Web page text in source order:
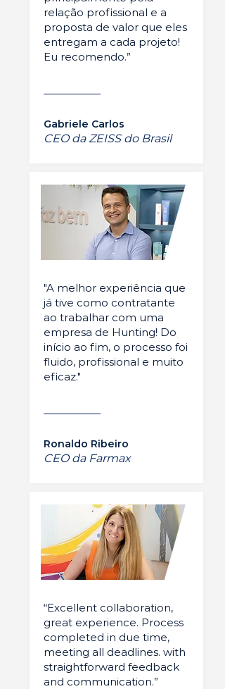
relação profissional e a
proposta de valor que eles
entregam a cada projeto!
Eu recomendo.”
Gabriele Carlos
CEO da ZEISS do Brasil
"A melhor experiência que
já tive como contratante
ao trabalhar com uma
empresa de Hunting! Do
início ao fim, o processo foi
fluido, profissional e muito
eficaz."
Ronaldo Ribeiro
CEO da Farmax
“Excellent collaboration,
great experience. Process
completed in due time,
meeting all deadlines. with
straightforward feedback
and communication.”